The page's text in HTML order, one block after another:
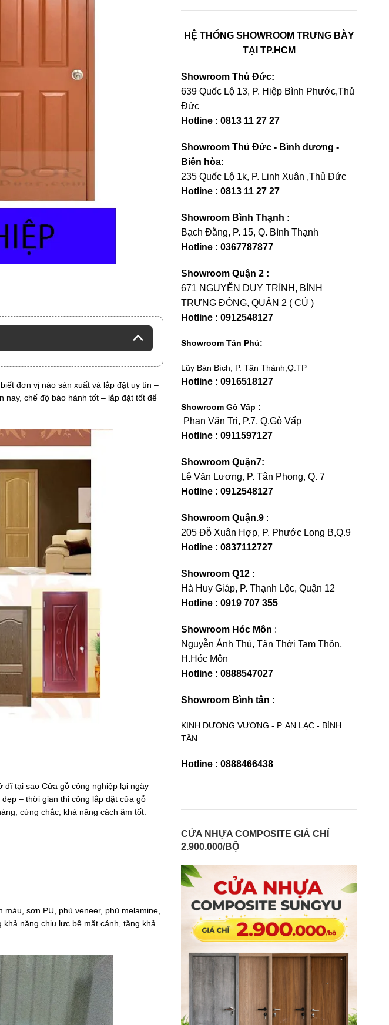
đơn vị nào sản xuất và lắp đặt uy tín –
nay, chế độ bào hành tốt – lắp đặt tốt để
dĩ tại sao Cửa gỗ công nghiệp lại ngày
– thời gian thi công lắp đặt cửa gỗ
cứng chắc, khả năng cách âm tốt.
sơn PU, phủ veneer, phủ melamine,
năng chịu lực bề mặt cánh, tăng khả
HỆ THỐNG SHOWROOM TRƯNG BÀY
TẠI TP.HCM
Showroom Thủ Đức:
639 Quốc Lộ 13, P. Hiệp Bình Phước,Thủ
Đức
Hotline : 0813 11 27 27
Showroom Thủ Đức - Bình dương -
Biên hòa:
235 Quốc Lộ 1k, P. Linh Xuân ,Thủ Đức
Hotline : 0813 11 27 27
Showroom Bình Thạnh :
Bạch Đằng, P. 15, Q. Bình Thạnh
Hotline : 0367787877
Showroom Quận 2 :
671 NGUYỄN DUY TRÌNH, BÌNH
TRƯNG ĐÔNG, QUẬN 2 ( CỦ )
Hotline : 0912548127
Showroom Tân Phú:
Lũy Bán Bích, P. Tân Thành,Q.TP
Hotline : 0916518127
Showroom Gò Vấp :
Phan Văn Trị, P.7, Q.Gò Vấp
Hotline : 0911597127
Showroom Quận7:
Lê Văn Lương, P. Tân Phong, Q. 7
Hotline : 0912548127
Showroom Quận.9 :
205 Đỗ Xuân Hợp, P. Phước Long B,Q.9
Hotline : 0837112727
Showroom Q12 :
Hà Huy Giáp, P. Thạnh Lộc, Quận 12
Hotline : 0919 707 355
Showroom Hóc Môn :
Nguyễn Ảnh Thủ, Tân Thới Tam Thôn,
H.Hóc Môn
Hotline : 0888547027
Showroom Bình tân :
KINH DƯƠNG VƯƠNG - P. AN LẠC - BÌNH
TÂN
Hotline : 0888466438
CỬA NHỰA COMPOSITE GIÁ CHỈ
2.900.000/BỘ